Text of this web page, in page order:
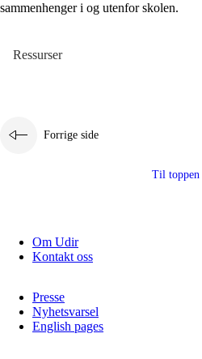
sammenhenger i og utenfor skolen.
Ressurser
Forrige side
Til toppen
Om Udir
Kontakt oss
Presse
Nyhetsvarsel
English pages